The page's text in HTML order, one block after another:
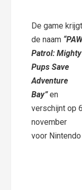
De game krijgt
de naam
Patrol: Mighty
Pups Save
Adventure
Bay”en
verschijnt op 6
november
voor Nintendo